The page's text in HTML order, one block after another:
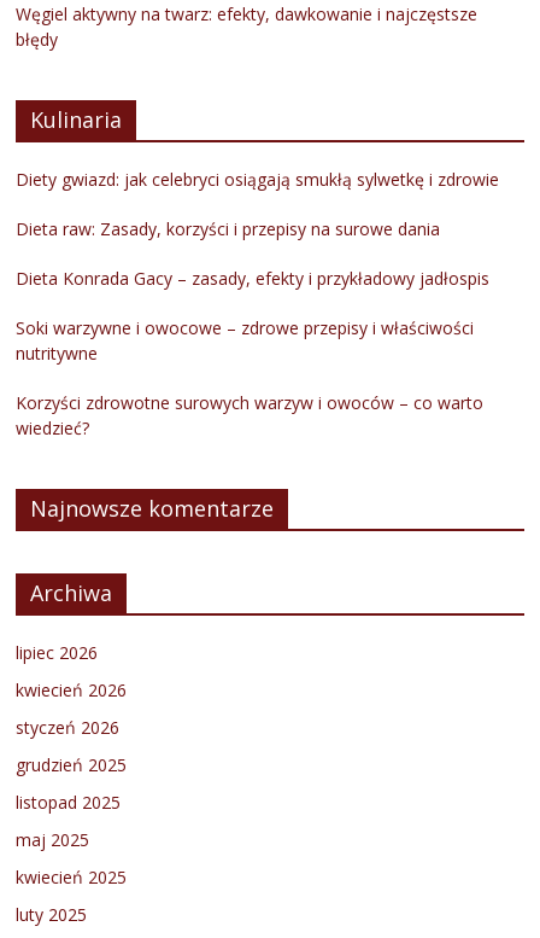
Węgiel aktywny na twarz: efekty, dawkowanie i najczęstsze
błędy
Kulinaria
Diety gwiazd: jak celebryci osiągają smukłą sylwetkę i zdrowie
Dieta raw: Zasady, korzyści i przepisy na surowe dania
Dieta Konrada Gacy – zasady, efekty i przykładowy jadłospis
Soki warzywne i owocowe – zdrowe przepisy i właściwości
nutritywne
Korzyści zdrowotne surowych warzyw i owoców – co warto
wiedzieć?
Najnowsze komentarze
Archiwa
lipiec 2026
kwiecień 2026
styczeń 2026
grudzień 2025
listopad 2025
maj 2025
kwiecień 2025
luty 2025